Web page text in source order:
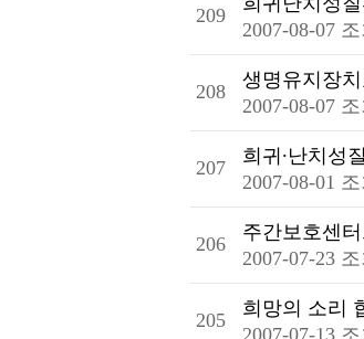
209
2007-08-07
208
생명유지장
2007-08-07
207
희귀∙난치성
2007-08-01
206
주간보호센
2007-07-23
205
희망의 소리
2007-07-13